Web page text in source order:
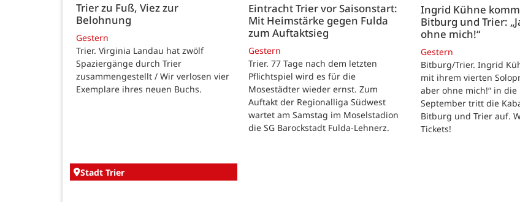
Trier zu Fuß, Viez zur
Belohnung
Gestern
Trier. Virginia Landau hat zwölf
Spaziergänge durch Trier
zusammengestellt / Wir verlosen vier
Exemplare ihres neuen Buchs.
Eintracht Trier vor Saisonstart:
Mit Heimstärke gegen Fulda
zum Auftaktsieg
Gestern
Trier. 77 Tage nach dem letzten
Pflichtspiel wird es für die
Mosestädter wieder ernst. Zum
Auftakt der Regionalliga Südwest
wartet am Samstag im Moselstadion
die SG Barockstadt Fulda-Lehnerz.
Ingrid Kühne
Bitburg und Trier:
ohne mich!“
Gestern
Bitburg/Trier. Ingrid
mit ihrem vierten
aber ohne mich!“ in die
September tritt die
Bitburg und Trier auf.
Tickets!
Stadt Trier